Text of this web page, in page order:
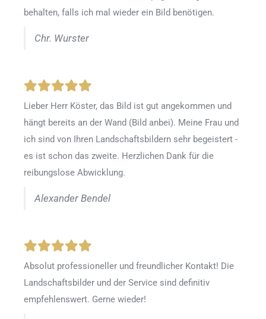
behalten, falls ich mal wieder ein Bild benötigen.
Chr. Wurster
Lieber Herr Köster, das Bild ist gut angekommen und
hängt bereits an der Wand (Bild anbei). Meine Frau und
ich sind von Ihren Landschaftsbildern sehr begeistert -
es ist schon das zweite. Herzlichen Dank für die
reibungslose Abwicklung.
Alexander Bendel
Absolut professioneller und freundlicher Kontakt! Die
Landschaftsbilder und der Service sind definitiv
empfehlenswert. Gerne wieder!